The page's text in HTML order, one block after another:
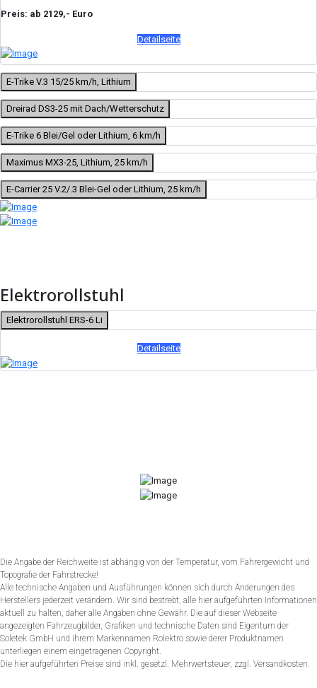
Preis: ab 2129,- Euro
Detailseite
E-Trike V.3 15/25 km/h, Lithium
Dreirad DS3-25 mit Dach/Wetterschutz
E-Trike 6 Blei/Gel oder Lithium, 6 km/h
Maximus MX3-25, Lithium, 25 km/h
E-Carrier 25 V.2/.3 Blei-Gel oder Lithium, 25 km/h
Elektrorollstuhl
Elektrorollstuhl ERS-6 Li
Detailseite
Die Angabe der Reichweite ist abhängig von der Temperatur, vom Fahrergewicht und
Topografie der Fahrstrecke!
Alle technische Angaben und Ausführungen können sich durch Änderungen des
Herstellers jederzeit verändern. Wir sind bestrebt, alle hier aufgeführten Informationen
aktuell zu halten, daher alle Angaben ohne Gewähr. Die auf dieser Webseite
angezeigten Fahrzeugbilder, Grafiken und technische Daten sind Eigentum der
Soletek GmbH und ihrem Markennamen Rolektro sowie derer Produktnamen
unterliegen einem eingetragenen Copyright.
Die hier aufgeführten Preise sind inkl. gesetzl. Mehrwertsteuer, zzgl. Versandkosten.